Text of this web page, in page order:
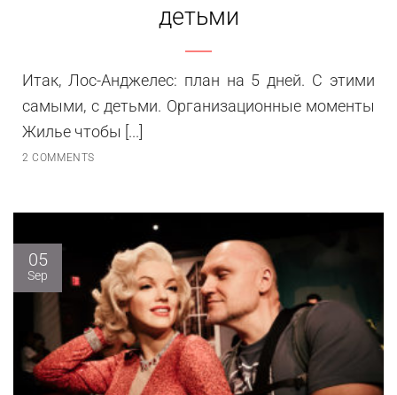
детьми
Итак, Лос-Анджелес: план на 5 дней. С этими
самыми, с детьми. Организационные моменты
Жилье чтобы [...]
2 COMMENTS
05
Sep